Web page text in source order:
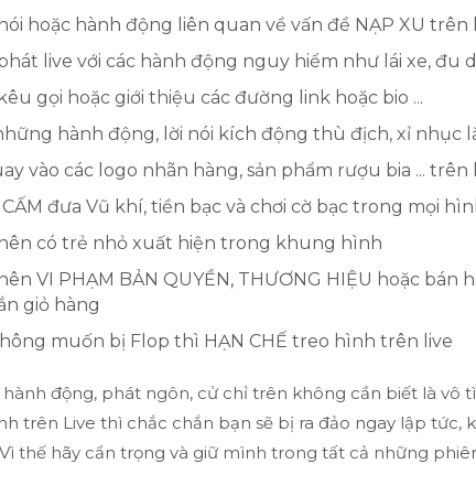
hoặc hành động liên quan về vấn đề NẠP XU trên
live với các hành động nguy hiểm như lái xe, đu
gọi hoặc giới thiệu các đường link hoặc bio ...
hành động, lời nói kích động thù địch, xỉ nhục
vào các logo nhãn hàng, sản phẩm rượu bia ... trên
đưa Vũ khí, tiền bạc và chơi cờ bạc trong mọi
có trẻ nhỏ xuất hiện trong khung hình
VI PHẠM BẢN QUYỀN, THƯƠNG HIỆU hoặc bán
giỏ hàng
muốn bị Flop thì HẠN CHẾ treo hình trên live
động, phát ngôn, cử chỉ trên không cần biết là vô
trên Live thì chắc chắn bạn sẽ bị ra đảo ngay lập tức,
thế hãy cẩn trọng và giữ mình trong tất cả những